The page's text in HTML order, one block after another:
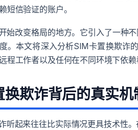
短信验证的账户。
始改变格局的地方。它引入了一种
。本文将深入分析SIM卡置换欺诈
程工作者以及任何在不同环境下依赖
换欺诈背后的真实机
听起来往往比实际情况更具技术性